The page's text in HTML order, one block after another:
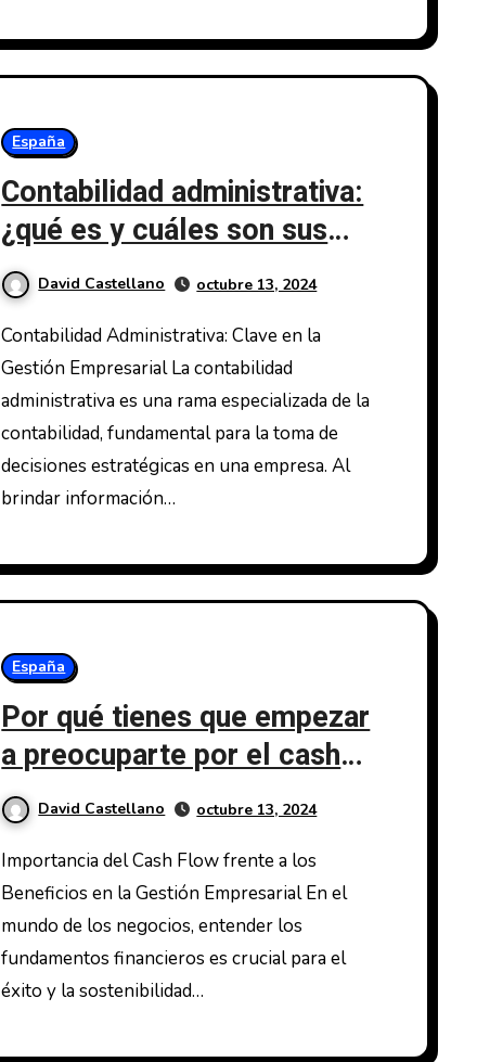
España
Contabilidad administrativa:
¿qué es y cuáles son sus
características y su
función?
David Castellano octubre 13, 2024
Contabilidad Administrativa: Clave en la
Gestión Empresarial La contabilidad
administrativa es una rama especializada de la
contabilidad, fundamental para la toma de
decisiones estratégicas en una empresa. Al
brindar información…
España
Por qué tienes que empezar
a preocuparte por el cash
flow y no por los beneficios
David Castellano octubre 13, 2024
Importancia del Cash Flow frente a los
Beneficios en la Gestión Empresarial En el
mundo de los negocios, entender los
fundamentos financieros es crucial para el
éxito y la sostenibilidad…